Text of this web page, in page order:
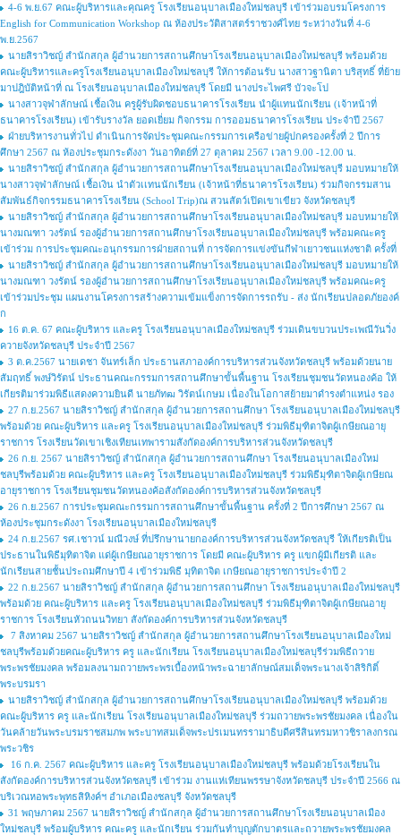
4-6 พ.ย.67 คณะผู้บริหารและคุณครู โรงเรียนอนุบาลเมืองใหม่ชลบุรี เข้าร่วมอบรมโครงการ
English for Communication Workshop ณ ห้องประวัติสาสตร์ราชวงศ์ไทย ระหว่างวันที่ 4-6
พ.ย.2567
นายสิราวิชญ์ สำนักสกุล ผู้อำนวยการสถานศึกษาโรงเรียนอนุบาลเมืองใหม่ชลบุรี พร้อมด้วย
คณะผู้บริหารและครูโรงเรียนอนุบาลเมืองใหม่ชลบุรี ให้การต้อนรับ นางสาวฐานิตา บริสุทธิ์ ที่ย้าย
มาปฎิบัติหน้าที่ ณ โรงเรียนอนุบาลเมืองใหม่ชลบุรี โดยมี นางประไพศรี บัวจะโป
นางสาวจุฬาลักษณ์ เชื้อเงิน ครูผู้รับผิดชอบธนาคารโรงเรียน นำผู้แทนนักเรียน (เจ้าหน้าที่
ธนาคารโรงเรียน) เข้ารับรางวัล ยอดเยี่ยม กิจกรรม การออมธนาคารโรงเรียน ประจำปี 2567
ฝ่ายบริหารงานทั่วไป ดำเนินการจัดประชุมคณะกรรมการเครือข่ายผู้ปกครองครั้งที่ 2 ปีการ
ศึกษา 2567 ณ ห้องประชุมกระดังงา วันอาทิตย์ที่ 27 ตุลาคม 2567 เวลา 9.00 -12.00 น.
นายสิราวิชญ์ สำนักสกุล ผู้อำนวยการสถานศึกษาโรงเรียนอนุบาลเมืองใหม่ชลบุรี มอบหมายให้
นางสาวจุฬาลักษณ์ เชื้อเงิน นำตัวเเทนนักเรียน (เจ้าหน้าที่ธนาคารโรงเรียน) ร่วมกิจกรรมสาน
สัมพันธ์กิจกรรมธนาคารโรงเรียน (School Trip)ณ สวนสัตว์เปิดเขาเขียว จังหวัดชลบุรี
นายสิราวิชญ์ สำนักสกุล ผู้อำนวยการสถานศึกษาโรงเรียนอนุบาลเมืองใหม่ชลบุรี มอบหมายให้
นางมณฑา วงรัตน์ รองผู้อำนวยการสถานศึกษาโรงเรียนอนุบาลเมืองใหม่ชลบุรี พร้อมคณะครู
เข้าร่วม การประชุมคณะอนุกรรมการฝ่ายสถานที่ การจัดการแข่งขันกีฬาเยาวชนแห่งชาติ ครั้งที่
นายสิราวิชญ์ สำนักสกุล ผู้อำนวยการสถานศึกษาโรงเรียนอนุบาลเมืองใหม่ชลบุรี มอบหมายให้
นางมณฑา วงรัตน์ รองผู้อำนวยการสถานศึกษาโรงเรียนอนุบาลเมืองใหม่ชลบุรี พร้อมคณะครู
เข้าร่วมประชุม แผนงานโครงการสร้างความเข้มแข็งการจัดการรถรับ - ส่ง นักเรียนปลอดภัยองค์
ก
16 ต.ค. 67 คณะผู้บริหาร และครู โรงเรียนอนุบาลเมืองใหม่ชลบุรี ร่วมเดินขบวนประเพณีวันวิ่ง
ควายจังหวัดชลบุรี ประจำปี 2567
3 ต.ค.2567 นายเดชา จันทร์เล็ก ประธานสภาองค์การบริหารส่วนจังหวัดชลบุรี พร้อมด้วยนาย
สัมฤทธิ์ พงษ์วิรัตน์ ประธานคณะกรรมการสถานศึกษาขั้นพื้นฐาน โรงเรียนชุมชนวัดหนองค้อ ให้
เกียรติมาร่วมพิธีแสดงความยินดี นายภัทฒ วิรัตน์เกษม เนื่องในโอกาสย้ายมาดำรงตำแหน่ง รอง
27 ก.ย.2567 นายสิราวิชญ์ สำนักสกุล ผู้อำนวยการสถานศึกษา โรงเรียนอนุบาลเมืองใหม่ชลบุรี
พร้อมด้วย คณะผู้บริหาร และครู โรงเรียนอนุบาลเมืองใหม่ชลบุรี ร่วมพิธีมุฑิตาจิตผู้เกษียณอายุ
ราชการ โรงเรียนวัดเขาเชิงเทียนเทพารามสังกัดองค์การบริหารส่วนจังหวัดชลบุรี
26 ก.ย. 2567 นายสิราวิชญ์ สำนักสกุล ผู้อำนวยการสถานศึกษา โรงเรียนอนุบาลเมืองใหม่
ชลบุรีพร้อมด้วย คณะผู้บริหาร และครู โรงเรียนอนุบาลเมืองใหม่ชลบุรี ร่วมพิธีมุฑิตาจิตผู้เกษียณ
อายุราชการ โรงเรียนชุมชนวัดหนองค้อสังกัดองค์การบริหารส่วนจังหวัดชลบุรี
26 ก.ย.2567 การประชุมคณะกรรมการสถานศึกษาขั้นพื้นฐาน ครั้งที่ 2 ปีการศึกษา 2567 ณ
ห้องประชุมกระดังงา โรงเรียนอนุบาลเมืองใหม่ชลบุรี
24 ก.ย.2567 รศ.เชาวน์ มณีวงษ์ ที่ปรึกษานายกองค์การบริหารส่วนจังหวัดชลบุรี ให้เกียรติเป็น
ประธานในพิธีมุทิตาจิต แด่ผู้เกษียณอายุราชการ โดยมี คณะผู้บริหาร ครู แขกผู้มีเกียรติ และ
นักเรียนสายชั้นประถมศึกษาปี 4 เข้าร่วมพิธี มุทิตาจิต เกษียณอายุราชการประจำปี 2
22 ก.ย.2567 นายสิราวิชญ์ สำนักสกุล ผู้อำนวยการสถานศึกษา โรงเรียนอนุบาลเมืองใหม่ชลบุรี
พร้อมด้วย คณะผู้บริหาร และครู โรงเรียนอนุบาลเมืองใหม่ชลบุรี ร่วมพิธีมุฑิตาจิตผู้เกษียณอายุ
ราชการ โรงเรียนหัวถนนวิทยา สังกัดองค์การบริหารส่วนจังหวัดชลบุรี
7 สิงหาคม 2567 นายสิราวิชญ์ สำนักสกุล ผู้อำนวยการสถานศึกษาโรงเรียนอนุบาลเมืองใหม่
ชลบุรีพร้อมด้วยคณะผู้บริหาร ครู และนักเรียน โรงเรียนอนุบาลเมืองใหม่ชลบุรีร่วมพิธีถวาย
พระพรชัยมงคล พร้อมลงนามถวายพระพรเบื้องหน้าพระฉายาลักษณ์สมเด็จพระนางเจ้าสิริกิติ์
พระบรมรา
นายสิราวิชญ์ สำนักสกุล ผู้อำนวยการสถานศึกษาโรงเรียนอนุบาลเมืองใหม่ชลบุรี พร้อมด้วย
คณะผู้บริหาร ครู และนักเรียน โรงเรียนอนุบาลเมืองใหม่ชลบุรี ร่วมถวายพระพรชัยมงคล เนื่องใน
วันคล้ายวันพระบรมราชสมภพ พระบาทสมเด็จพระปรเมนทรรามาธิบดีศรีสินทรมหาวชิราลงกรณ
พระวชิร
16 ก.ค. 2567 คณะผู้บริหาร และครู โรงเรียนอนุบาลเมืองใหม่ชลบุรี พร้อมด้วยโรงเรียนใน
สังกัดองค์การบริหารส่วนจังหวัดชลบุรี เข้าร่วม งานแห่เทียนพรรษาจังหวัดชลบุรี ประจำปี 2566 ณ
บริเวณหอพระพุทธสิหิงค์ฯ อำเภอเมืองชลบุรี จังหวัดชลบุรี
31 พฤษภาคม 2567 นายสิราวิชญ์ สำนักสกุล ผู้อำนวยการสถานศึกษาโรงเรียนอนุบาลเมือง
ใหม่ชลบุรี พร้อมผู้บริหาร คณะครู และนักเรียน ร่วมกันทำบุญตักบาตรและถวายพระพรชัยมงคล